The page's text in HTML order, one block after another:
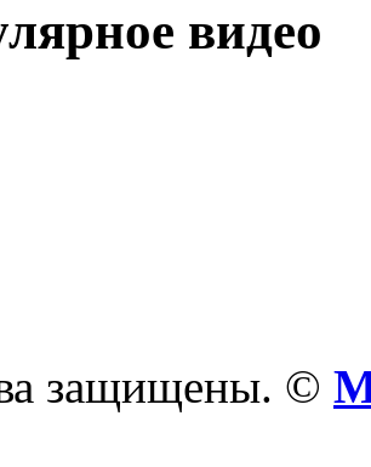
видео
защищены. ©